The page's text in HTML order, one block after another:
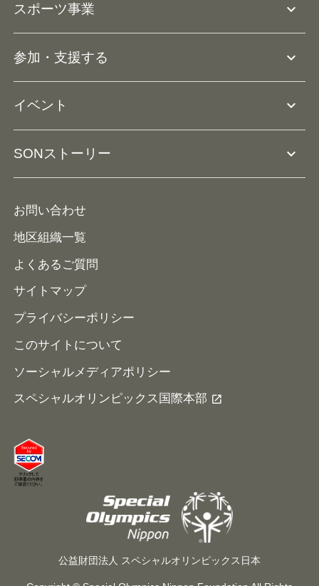
役員等一覧
リソースページ
スポーツ事業 expand_more
ユニファイドスクール
参加・支援する expand_more
コーチとして参加
イベント expand_more
ナショナルゲームについて
SONストーリー expand_more
メディア
お問い合わせ
地区組織一覧
よくあるご質問
サイトマップ
プライバシーポリシー
このサイトについて
ソーシャルメディアポリシー
スペシャルオリンピックス国際本部
公益財団法人 スペシャルオリンピックス日本